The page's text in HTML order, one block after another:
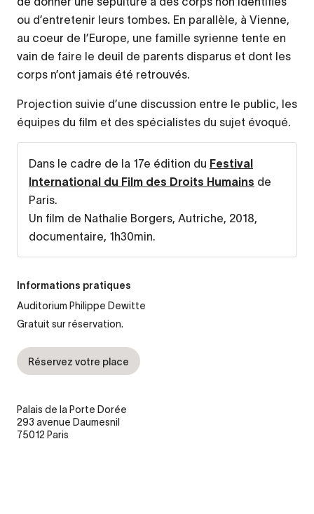
ou d’entretenir leurs tombes. En parallèle, à Vienne,
au coeur de l’Europe, une famille syrienne tente en
vain de faire le deuil de parents disparus et dont les
corps n’ont jamais été retrouvés.
Projection suivie d’une discussion entre le public, les
équipes du film et des spécialistes du sujet évoqué.
Dans le cadre de la 17e édition du Festival
International du Film des Droits Humains de
Paris.
Un film de Nathalie Borgers, Autriche, 2018,
documentaire, 1h30min.
Informations pratiques
Auditorium Philippe Dewitte
Gratuit sur réservation.
Réservez votre place
Palais de la Porte Dorée
293 avenue Daumesnil
75012 Paris